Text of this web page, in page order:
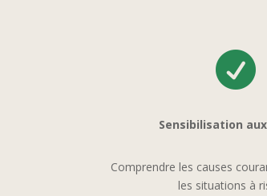

Sensibilisation
Comprendre les causes
les situations à